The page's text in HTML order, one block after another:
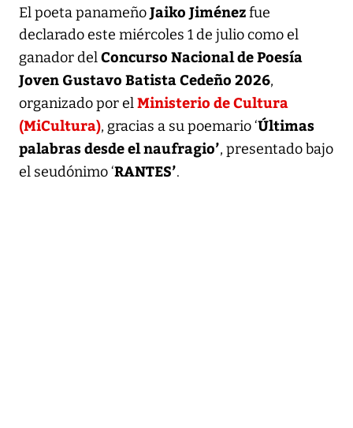
El poeta panameñoJaiko Jiménezfue
declarado este miércoles 1 de julio como el
ganador delConcurso Nacional de Poesía
Joven Gustavo Batista Cedeño 2026,
organizado por elMinisterio de Cultura
(MiCultura), gracias a su poemario ‘Últimas
palabras desde el naufragio’, presentado bajo
el seudónimo ‘RANTES’.